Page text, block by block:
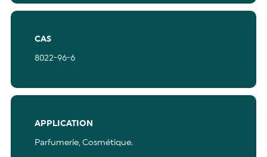
CAS
8022-96-6
APPLICATION
Parfumerie, Cosmétique.